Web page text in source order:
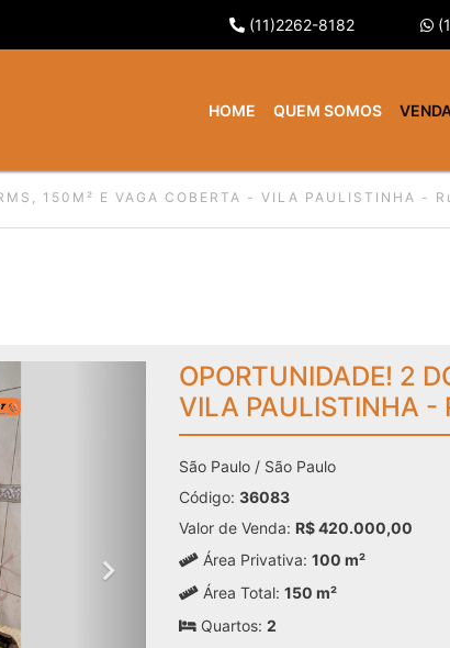
(11)2262-8182
HOME QUEM SOMOS
150M² E VAGA COBERTA - VILA PAULISTINHA -
OPORTUNIDADE! 2
VILA PAULISTINHA -
São Paulo / São Paulo
Código: 36083
Valor de Venda: R$ 420.000,00
Área Privativa: 100 m²
Área Total: 150 m²
Quartos: 2